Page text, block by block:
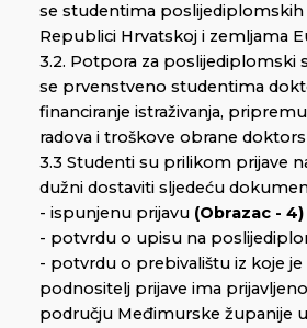
se studentima poslijediplomskih
Republici Hrvatskoj i zemljama
3.2. Potpora za poslijediplomski
se prvenstveno studentima
financiranje istraživanja,
radova i troškove obrane
3.3 Studenti su prilikom prijave
dužni dostaviti sljedeću
- ispunjenu prijavu (Obrazac - 4)
- potvrdu o upisu na
- potvrdu o prebivalištu iz koje je
podnositelj prijave ima
području Međimurske županije